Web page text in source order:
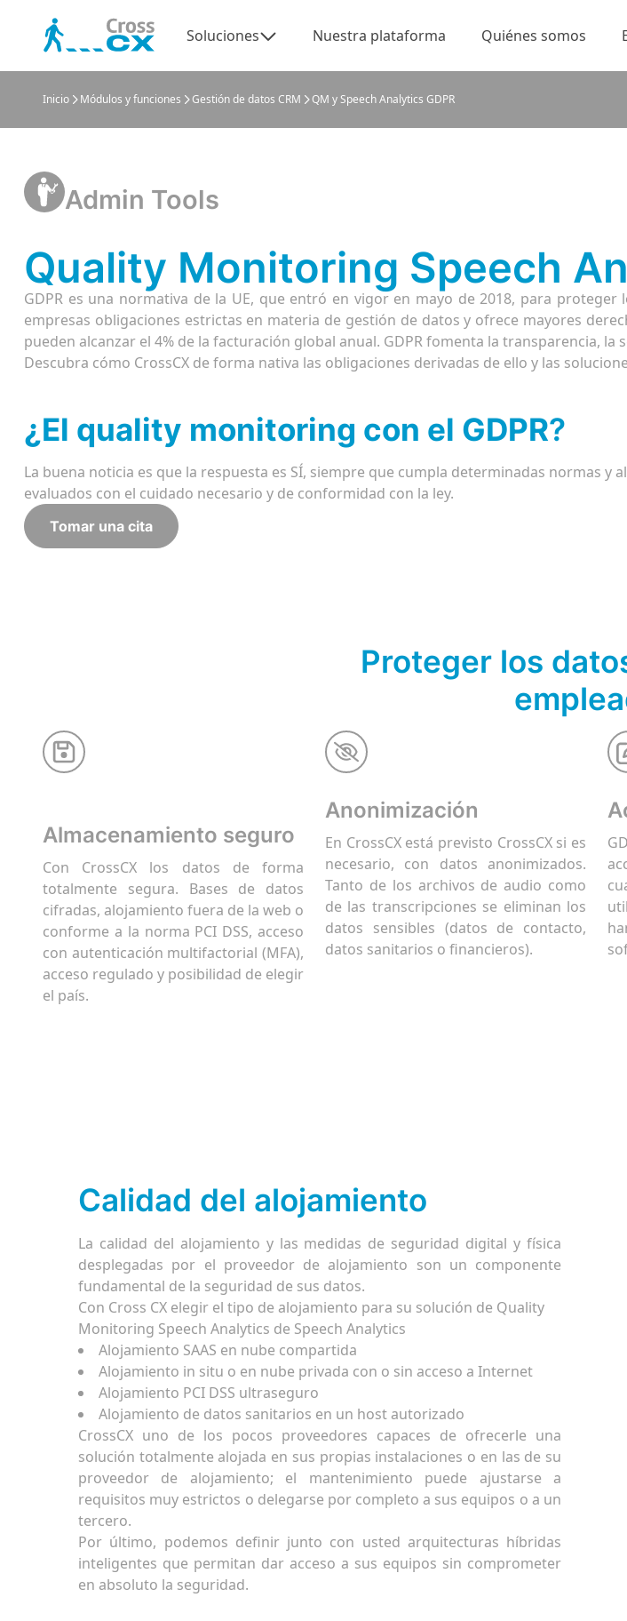
Soluciones Nuestra plataforma Quiénes somos
Inicio Módulos y funciones Gestión de datos CRM QM y Speech Analytics GDPR
Admin Tools
Quality Monitoring Speech
GDPR es una normativa de la UE, que entró en vigor en mayo de 2018, para
empresas obligaciones estrictas en materia de gestión de datos y ofrece mayores
pueden alcanzar el 4% de la facturación global anual. GDPR fomenta la transparencia,
Descubra cómo CrossCX de forma nativa las obligaciones derivadas de ello y las
¿El quality monitoring con el GDPR?
La buena noticia es que la respuesta es SÍ, siempre que cumpla determinadas normas y
evaluados con el cuidado necesario y de conformidad con la ley.
Tomar una cita
Proteger los
Almacenamiento seguro
Con CrossCX los datos de forma
totalmente segura. Bases de datos
cifradas, alojamiento fuera de la web o
conforme a la norma PCI DSS, acceso
con autenticación multifactorial (MFA),
acceso regulado y posibilidad de elegir
el país.
Anonimización
En CrossCX está previsto CrossCX si es
necesario, con datos anonimizados.
Tanto de los archivos de audio como
de las transcripciones se eliminan los
datos sensibles (datos de contacto,
datos sanitarios o financieros).
Calidad del alojamiento
La calidad del alojamiento y las medidas de seguridad digital y física
desplegadas por el proveedor de alojamiento son un componente
fundamental de la seguridad de sus datos.
Con Cross CX elegir el tipo de alojamiento para su solución de Quality
Monitoring Speech Analytics de Speech Analytics
Alojamiento SAAS en nube compartida
Alojamiento in situ o en nube privada con o sin acceso a Internet
Alojamiento PCI DSS ultraseguro
Alojamiento de datos sanitarios en un host autorizado
CrossCX uno de los pocos proveedores capaces de ofrecerle una
solución totalmente alojada en sus propias instalaciones o en las de su
proveedor de alojamiento; el mantenimiento puede ajustarse a
requisitos muy estrictos o delegarse por completo a sus equipos o a un
tercero.
Por último, podemos definir junto con usted arquitecturas híbridas
inteligentes que permitan dar acceso a sus equipos sin comprometer
en absoluto la seguridad.